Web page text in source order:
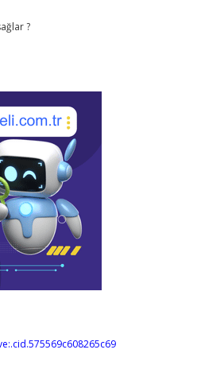
?